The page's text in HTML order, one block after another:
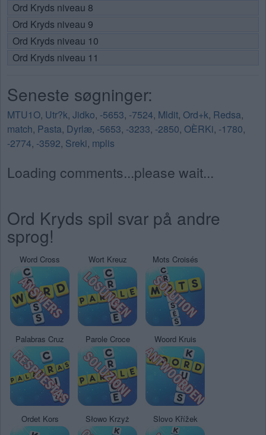
Ord Kryds niveau 8
Ord Kryds niveau 9
Ord Kryds niveau 10
Ord Kryds niveau 11
Seneste søgninger:
MTU1O, Utr?k, Jidko, -5653, -7524, Mldit, Ord+k, Redsa,
match, Pasta, Dyrlæ, -5653, -3233, -2850, OÈRKi, -1780,
-2774, -3592, Sreki, mplis
Loading comments...please wait...
Ord Kryds spil svar på andre
sprog!
Word Cross Wort Kreuz Mots Croisés
Palabras Cruz Parole Croce Woord Kruis
Ordet Kors Słowo Krzyż Slovo Křížek